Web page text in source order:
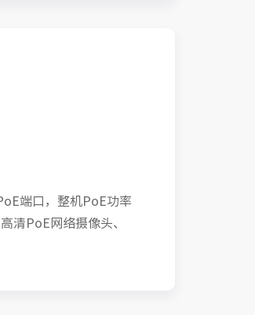
端口，整机PoE功率
清PoE网络摄像头、